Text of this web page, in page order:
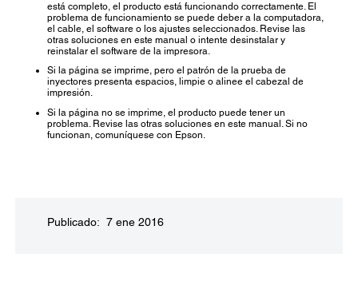
está completo, el producto está funcionando correctamente. El
problema de funcionamiento se puede deber a la computadora,
el cable, el software o los ajustes seleccionados. Revise las
otras soluciones en este manual o intente desinstalar y
reinstalar el software de la impresora.
Si la página se imprime, pero el patrón de la prueba de
inyectores presenta espacios, limpie o alinee el cabezal de
impresión.
Si la página no se imprime, el producto puede tener un
problema. Revise las otras soluciones en este manual. Si no
funcionan, comuníquese con Epson.
Publicado: 7 ene 2016